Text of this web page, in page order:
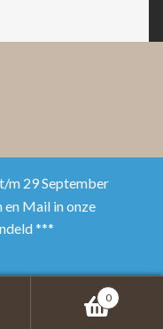
m 29 September
Mail in onze
***
0